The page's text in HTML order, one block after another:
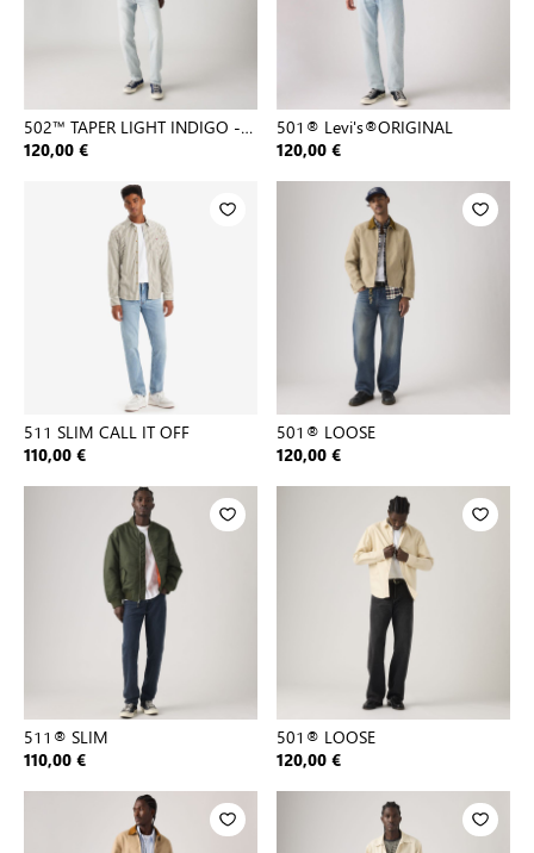
502™ TAPER LIGHT INDIGO -
WORN IN
120,00 €
501® Levi's®ORIGINAL
120,00 €
511 SLIM CALL IT OFF
110,00 €
501® LOOSE
120,00 €
511® SLIM
110,00 €
501® LOOSE
120,00 €